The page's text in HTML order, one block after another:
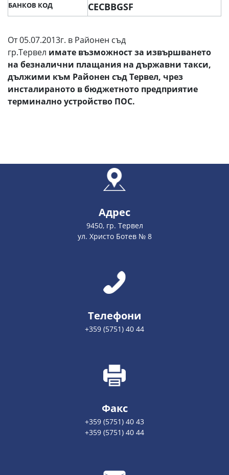
БАНКОВ КОД CECBBGSF
От 05.07.2013г. в Районен съд
гр.Тервел имате възможност за извършването
на безналични плащания на държавни такси,
дължими към Районен съд Тервел, чрез
инсталираното в бюджетното предприятие
терминално устройство ПОС.
Адрес
9450, гр. Тервел
ул. Христо Ботев № 8
Телефони
+359 (5751) 40 44
Факс
+359 (5751) 40 43
+359 (5751) 40 44